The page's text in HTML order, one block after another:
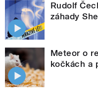
Rudolf
záhady
Meteor o
kočkách a